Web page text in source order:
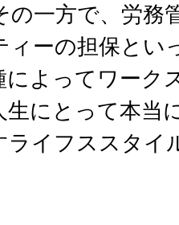
の一方で、労務
ィーの担保とい
によってワーク
生にとって本当
ライフススタイ